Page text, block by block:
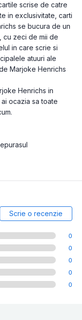
scrise de catre
in exclusivitate, carti
se bucura de un
cu zeci de mii de
in care scrie si
atuuri ale
Marjoke Henrichs
Henrichs in
ocazia sa toate
Scrie o recenzie
0
0
0
0
0